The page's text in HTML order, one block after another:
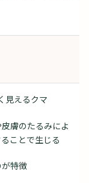
見えるクマ
膚のたるみによ
ことで生じる
が特徴